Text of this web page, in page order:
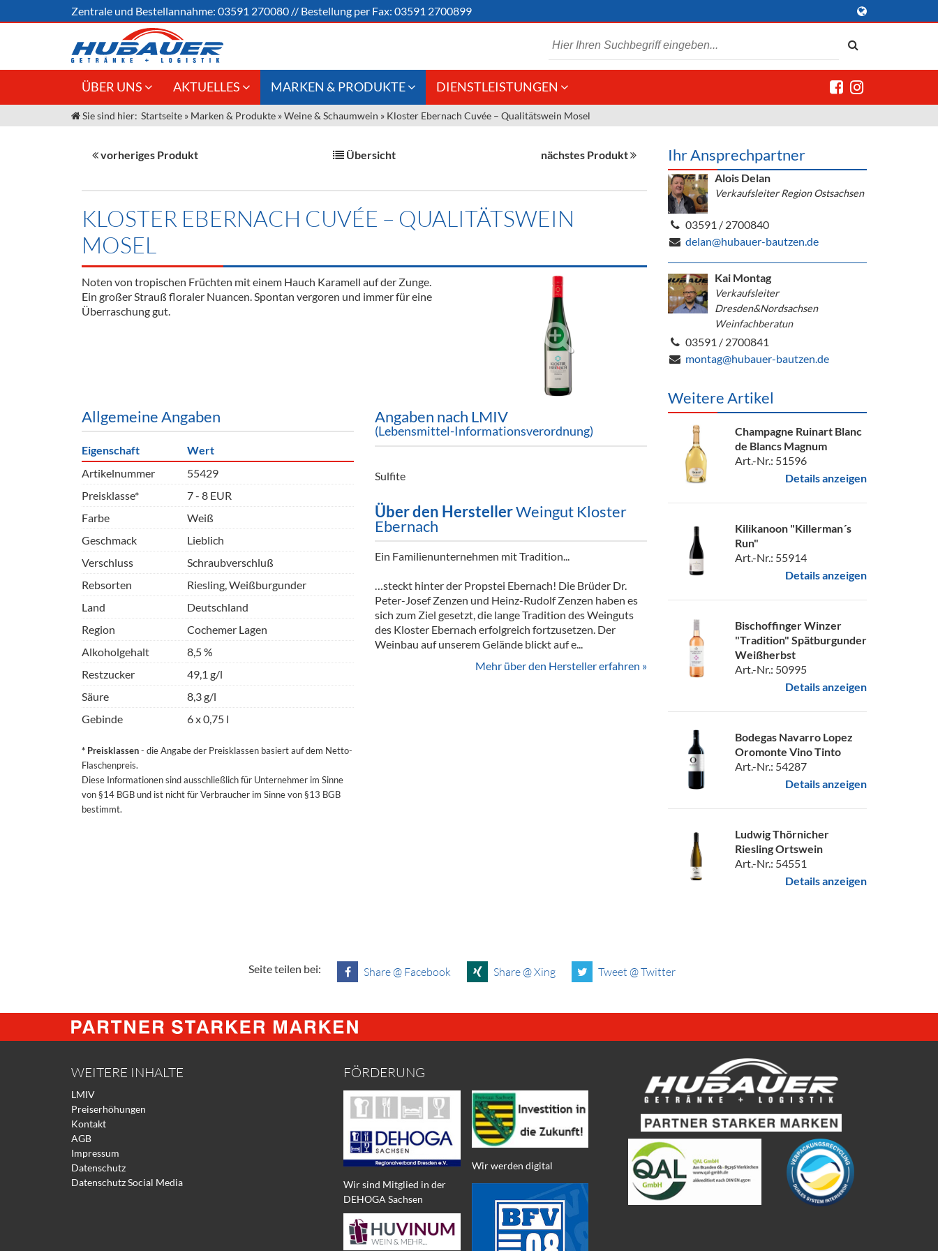
Zentrale und Bestellannahme: 03591 270080 // Bestellung per Fax: 03591 2700899
ÜBER UNS
Jobs
Unser Liefergebiet
AKTUELLES
Angebote Gastronomie &
Gastronomie
Großhandel
Innovation - Die Neue Art des
MARKEN & PRODUKTE
Weine & Schaumwein
Öle & Küchenartikel
Kaffee
Kühlanhänger Hygieneartikel & Desinfektion
DIENSTLEISTUNGEN
Kommisionskauf &
Sie sind hier: Startseite » Marken & Produkte »Weine & Schaumwein » Kloster Ebernach Cuvée – Qualitätswein Mosel
vorheriges Produkt Übersicht nächstes Produkt
KLOSTER EBERNACH CUVÉE – QUALITÄTSWEIN
MOSEL
Noten von tropischen Früchten mit einem Hauch Karamell auf der Zunge.
Ein großer Strauß floraler Nuancen. Spontan vergoren und immer für eine
Überraschung gut.
Allgemeine Angaben
Eigenschaft
Wert
Artikelnummer
55429
Preisklasse*
7 - 8 EUR
Farbe
Weiß
Geschmack
Lieblich
Verschluss
Schraubverschluß
Rebsorten
Riesling, Weißburgunder
Land
Deutschland
Region
Cochemer Lagen
Alkoholgehalt
8,5 %
Restzucker
49,1 g/l
Säure
8,3 g/l
Gebinde
6 x 0,75 l
* Preisklassen- die Angabe der Preisklassen basiert auf dem Netto-
Flaschenpreis.
Diese Informationen sind ausschließlich für Unternehmer im Sinne
von §14 BGB und ist nicht für Verbraucher im Sinne von §13 BGB
bestimmt.
Angaben nach LMIV
(Lebensmittel-Informationsverordnung)
Sulfite
Über den HerstellerWeingut Kloster
Ebernach
Ein Familienunternehmen mit Tradition...
…steckt hinter der Propstei Ebernach! Die Brüder Dr.
Peter-Josef Zenzen und Heinz-Rudolf Zenzen haben es
sich zum Ziel gesetzt, die lange Tradition des Weinguts
des Kloster Ebernach erfolgreich fortzusetzen. Der
Weinbau auf unserem Gelände blickt auf e...
Mehr über den Hersteller erfahren »
Ihr Ansprechpartner
Alois Delan
Verkaufsleiter Region Ostsachsen
03591 / 2700840
delan@hubauer-bautzen.de
Kai Montag
Verkaufsleiter
Dresden&Nordsachsen
Weinfachberatun
03591 / 2700841
montag@hubauer-bautzen.de
Weitere Artikel
Champagne Ruinart Blanc
de Blancs Magnum
Art.-Nr.: 51596
Details anzeigen
Kilikanoon "Killerman´s
Run"
Art.-Nr.: 55914
Details anzeigen
Bischoffinger Winzer
"Tradition" Spätburgunder
Weißherbst
Art.-Nr.: 50995
Details anzeigen
Bodegas Navarro Lopez
Oromonte Vino Tinto
Art.-Nr.: 54287
Details anzeigen
Ludwig Thörnicher
Riesling Ortswein
Art.-Nr.: 54551
Details anzeigen
Seite teilen bei: Share @ Facebook Share @ Xing Tweet @ Twitter
WEITERE INHALTE
LMIV
Preiserhöhungen
Kontakt
AGB
Impressum
Datenschutz
Datenschutz Social Media
FÖRDERUNG
Wir sind Mitglied in der
DEHOGA Sachsen
Wir werden digital